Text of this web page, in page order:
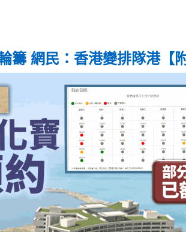
籌 網民：香港變排隊港【